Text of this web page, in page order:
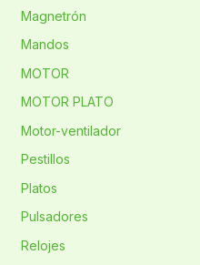
Magnetrón
Mandos
MOTOR
MOTOR PLATO
Motor-ventilador
Pestillos
Platos
Pulsadores
Relojes